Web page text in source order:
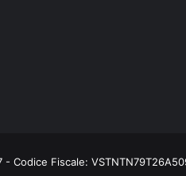
Codice Fiscale: